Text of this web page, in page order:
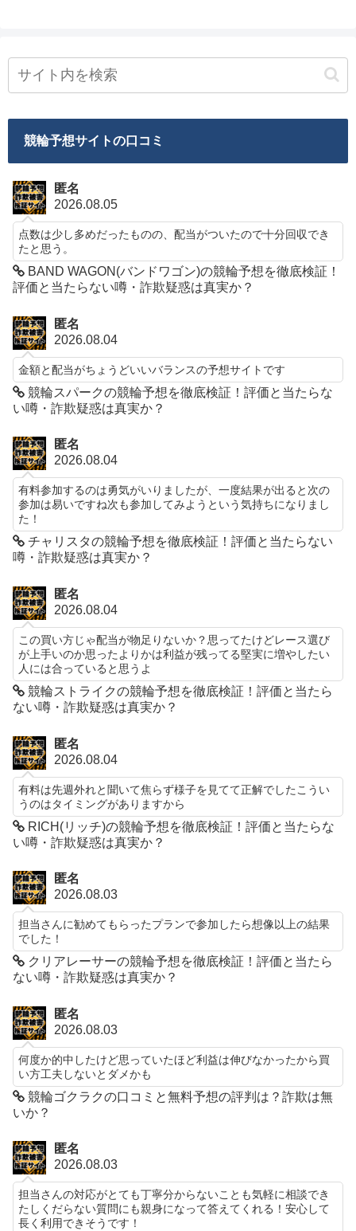
競輪予想サイトの口コミ
匿名
2026.08.05
点数は少し多めだったものの、配当がついたので十分回収でき
たと思う。
BAND WAGON(バンドワゴン)の競輪予想を徹底検証！
評価と当たらない噂・詐欺疑惑は真実か？
匿名
2026.08.04
金額と配当がちょうどいいバランスの予想サイトです
競輪スパークの競輪予想を徹底検証！評価と当たらな
い噂・詐欺疑惑は真実か？
匿名
2026.08.04
有料参加するのは勇気がいりましたが、一度結果が出ると次の
参加は易いですね次も参加してみようという気持ちになりまし
た！
チャリスタの競輪予想を徹底検証！評価と当たらない
噂・詐欺疑惑は真実か？
匿名
2026.08.04
この買い方じゃ配当が物足りないか？思ってたけどレース選び
が上手いのか思ったよりかは利益が残ってる堅実に増やしたい
人には合っていると思うよ
競輪ストライクの競輪予想を徹底検証！評価と当たら
ない噂・詐欺疑惑は真実か？
匿名
2026.08.04
有料は先週外れと聞いて焦らず様子を見てて正解でしたこうい
うのはタイミングがありますから
RICH(リッチ)の競輪予想を徹底検証！評価と当たらな
い噂・詐欺疑惑は真実か？
匿名
2026.08.03
担当さんに勧めてもらったプランで参加したら想像以上の結果
でした！
クリアレーサーの競輪予想を徹底検証！評価と当たら
ない噂・詐欺疑惑は真実か？
匿名
2026.08.03
何度か的中したけど思っていたほど利益は伸びなかったから買
い方工夫しないとダメかも
競輪ゴクラクの口コミと無料予想の評判は？詐欺は無
いか？
匿名
2026.08.03
担当さんの対応がとても丁寧分からないことも気軽に相談でき
たしくだらない質問にも親身になって答えてくれる！安心して
長く利用できそうです！